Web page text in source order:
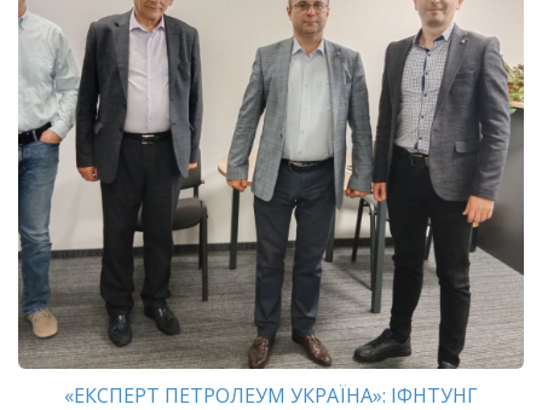
«ЕКСПЕРТ ПЕТРОЛЕУМ УКРАЇНА»: ІФНТУНГ